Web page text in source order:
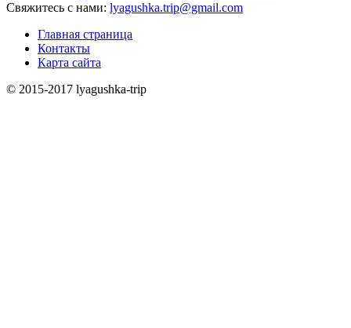
Свяжитесь с нами: lyagushka.trip@gmail.com
Главная страница
Контакты
Карта сайта
© 2015-2017 lyagushka-trip